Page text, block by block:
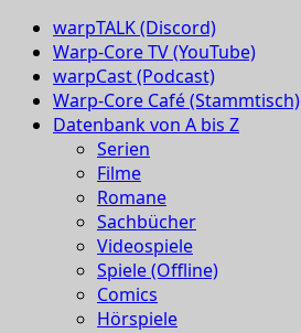
warpTALK (Discord)
Warp-Core TV (YouTube)
warpCast (Podcast)
Warp-Core Café (Stammtisch)
Datenbank von A bis Z
Serien
Filme
Romane
Sachbücher
Videospiele
Spiele (Offline)
Comics
Hörspiele